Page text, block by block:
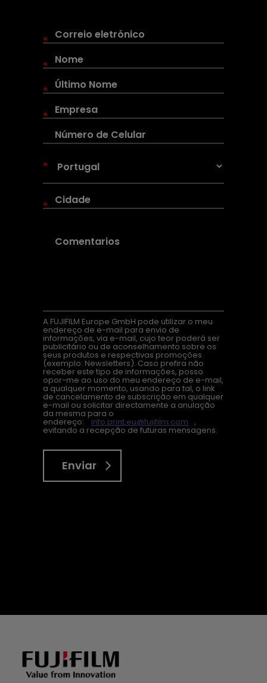
*
*
*
*
*
*
A FUJIFILM Europe GmbH pode utilizar o meu
endereço de e-mail para envio de
informações, via e-mail, cujo teor poderá ser
publicitário ou de aconselhamento sobre os
seus produtos e respectivas promoções
(exemplo: Newsletters). Caso prefira não
receber este tipo de informações, posso
opor-me ao uso do meu endereço de e-mail,
a qualquer momento, usando para tal, o link
de cancelamento de subscrição em qualquer
e-mail ou solicitar directamente a anulação
da mesma para o
endereço: info.print.eu@fujifilm.com ,
evitando a recepção de futuras mensagens.
Enviar